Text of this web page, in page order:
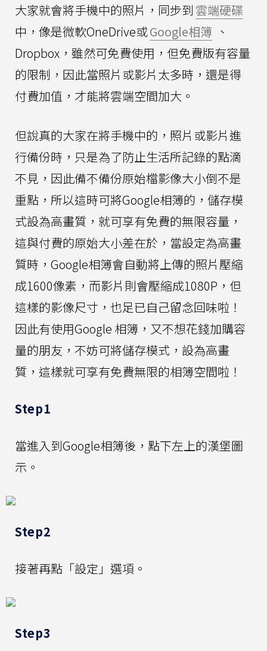
大家就會將手機中的照片，同步到 雲端硬碟
中，像是微軟OneDrive或Google相簿 、
Dropbox，雖然可免費使用，但免費版有容量
的限制，因此當照片或影片太多時，還是得
付費加值，才能將雲端空間加大。
但說真的大家在將手機中的，照片或影片進
行備份時，只是為了防止生活所記錄的點滴
不見，因此備不備份原始檔影像大小倒不是
重點，所以這時可將Google相簿的，儲存模
式設為高畫質，就可享有免費的無限容量，
這與付費的原始大小差在於，當設定為高畫
質時，Google相簿會自動將上傳的照片壓縮
成1600像素，而影片則會壓縮成1080P，但
這樣的影像尺寸，也足已自己留念回味啦！
因此有使用Google 相簿，又不想花錢加購容
量的朋友，不妨可將儲存模式，設為高畫
質，這樣就可享有免費無限的相簿空間啦！
Step1
當進入到Google相簿後，點下左上的漢堡圖
示。
Step2
接著再點「設定」選項。
Step3